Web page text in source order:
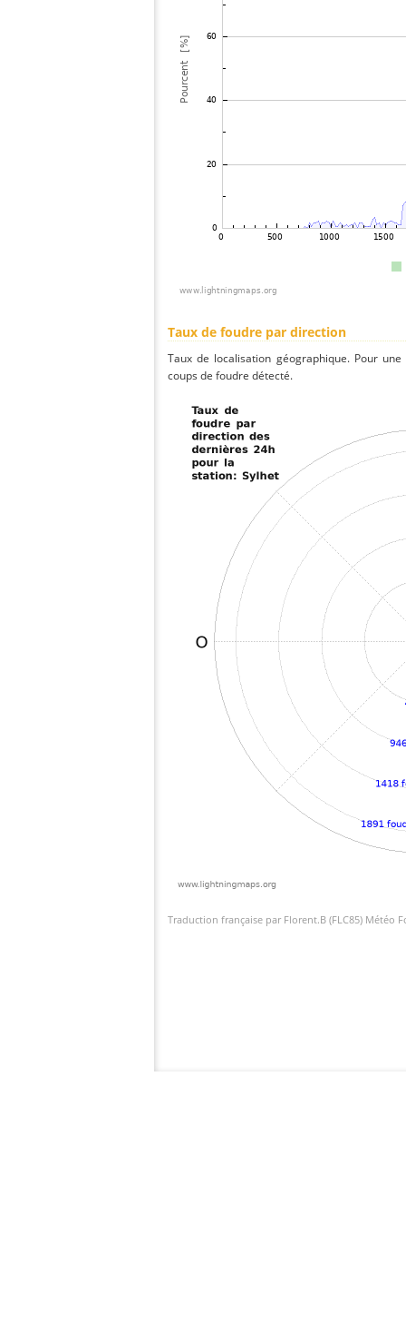
Taux de foudre par direction
Taux de localisation géographique. Pour
coups de foudre détecté.
Traduction française par Florent.B (FLC85) Météo